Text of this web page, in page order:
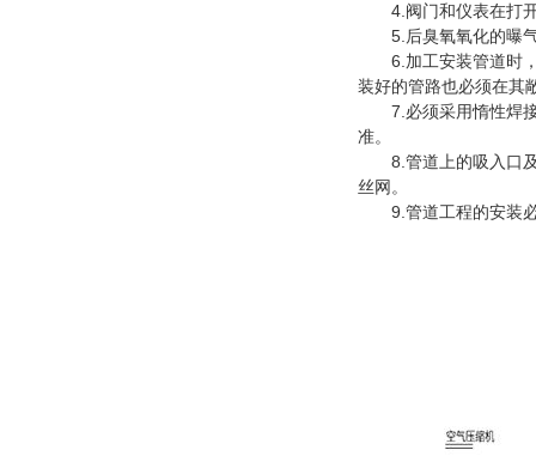
4.阀门和仪表在打开
5.后臭氧氧化的曝气
6.加工安装管道时，
装好的管路也必须在其
7.必须采用惰性焊接
准。
8.管道上的吸入口及
丝网。
9.管道工程的安装必